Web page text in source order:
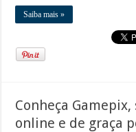
Saiba mais »
Conheça
online e de graça